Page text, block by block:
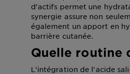
d'actifs permet une
synergie assure non
également un apport en
barrière cutanée.
Quelle routine
L'intégration de l'acide